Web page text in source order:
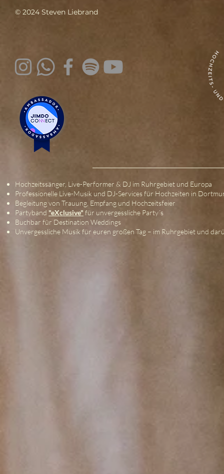
© 2024 Steven Liebrand
Hochzeitssänger, Live-Performer & DJ im Ruhrgebiet und Europa
Professionelle Live-Musik und DJ-Services für Hochzeiten in
Begleitung von Trauung, Empfang und Hochzeitsfeier
Partyband "eXclusive" für unvergessliche Party´s
Buchbar für Destination Weddings
Unvergessliche Musik für euren großen Tag – im Ruhrgebiet und